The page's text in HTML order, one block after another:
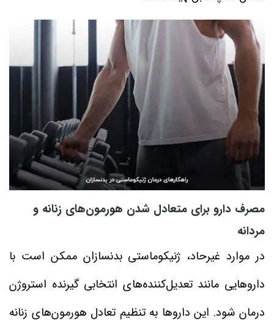
مصرف دارو برای متعادل شدن هورمون‌های زنانه و
مردانه
در موارد غیرحاد، ژنیکوماستی بدنسازان ممکن است با
داروهایی مانند تعدیل‌کننده‌های انتخابی گیرنده استروژن
درمان شود. این داروها به تنظیم تعادل هورمون‌های زنانه